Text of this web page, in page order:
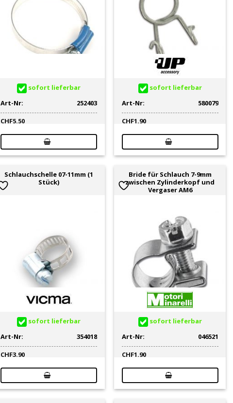
sofort lieferbar
Art-Nr:
252403
CHF5.50
sofort lieferbar
Art-Nr:
580079
CHF1.90
Schlauchschelle 07-11mm (1
Stück)
sofort lieferbar
Art-Nr:
354018
CHF3.90
Bride für Schlauch 7-9mm
zwischen Zylinderkopf und
Vergaser AM6
sofort lieferbar
Art-Nr:
046521
CHF1.90